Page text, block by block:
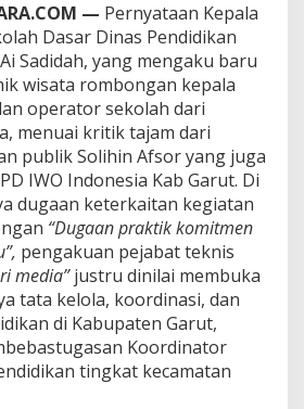
’
S
o
l
i
h
i
n
f
s
o
r
K
u
l
i
t
— Pernyataan Kepala
Dasar Dinas Pendidikan
Sadidah, yang mengaku baru
wisata rombongan kepala
operator sekolah dari
menuai kritik tajam dari
publik Solihin Afsor yang juga
IWO Indonesia Kab Garut. Di
dugaan keterkaitan kegiatan
“Dugaan praktik komitmen
pengakuan pejabat teknis
media”justru dinilai membuka
tata kelola, koordinasi, dan
di Kabupaten Garut,
Koordinator
tingkat kecamatan